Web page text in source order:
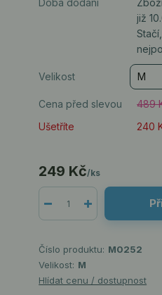
Doba dodání
již
Velikost
Cena před slevou
489
Ušetříte
240
249 Kč/ks
Číslo produktu: M0252
Velikost: M
Hlídat cenu / dostupnost